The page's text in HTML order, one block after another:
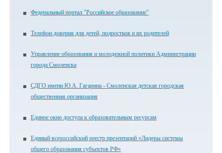
Федеральный портал "Российское образование"
Телефон доверия для детей, подростков и их родителей
Управление образования и молодежной политики Администрации
города Смоленска
СДГО имени Ю.А. Гагарина - Смоленская детская городская
общественная организация
Единое окно доступа к образовательным ресурсам
Единый всероссийский реестр презентаций «Лидеры системы
общего образования субъектов РФ»